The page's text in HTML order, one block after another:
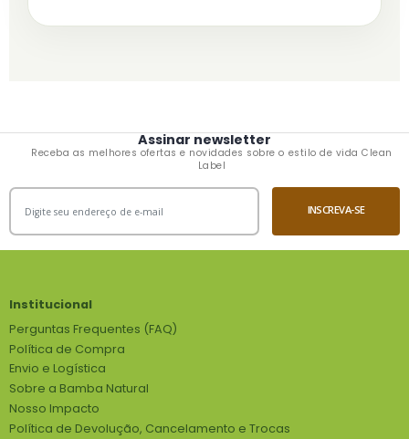
Assinar newsletter
Receba as melhores ofertas e novidades sobre o estilo de vida Clean
Label
INSCREVA-SE
Institucional
Perguntas Frequentes (FAQ)
Política de Compra
Envio e Logística
Sobre a Bamba Natural
Nosso Impacto
Política de Devolução, Cancelamento e Trocas